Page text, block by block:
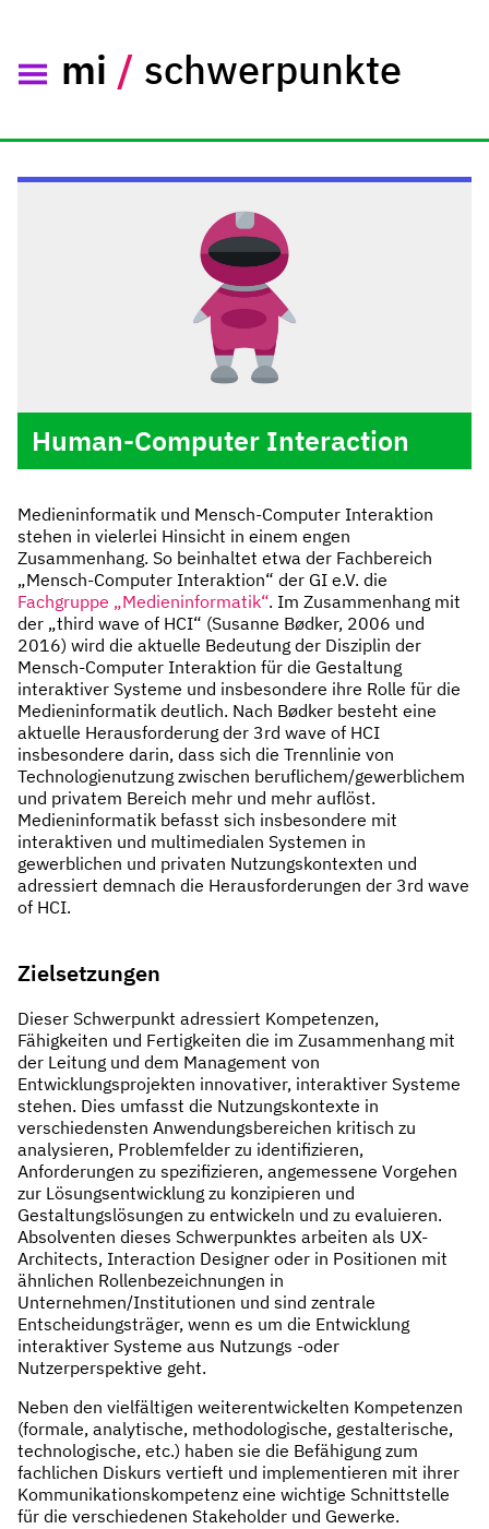
mi / schwerpunkte
Human-Computer Interaction
Medieninformatik und Mensch-Computer Interaktion
stehen in vielerlei Hinsicht in einem engen
Zusammenhang. So beinhaltet etwa der Fachbereich
„Mensch-Computer Interaktion“ der GI e.V. die
Fachgruppe „Medieninformatik“. Im Zusammenhang mit
der „third wave of HCI“ (Susanne Bødker, 2006 und
2016) wird die aktuelle Bedeutung der Disziplin der
Mensch-Computer Interaktion für die Gestaltung
interaktiver Systeme und insbesondere ihre Rolle für die
Medieninformatik deutlich. Nach Bødker besteht eine
aktuelle Herausforderung der 3rd wave of HCI
insbesondere darin, dass sich die Trennlinie von
Technologienutzung zwischen beruflichem/gewerblichem
und privatem Bereich mehr und mehr auflöst.
Medieninformatik befasst sich insbesondere mit
interaktiven und multimedialen Systemen in
gewerblichen und privaten Nutzungskontexten und
adressiert demnach die Herausforderungen der 3rd wave
of HCI.
Zielsetzungen
Dieser Schwerpunkt adressiert Kompetenzen,
Fähigkeiten und Fertigkeiten die im Zusammenhang mit
der Leitung und dem Management von
Entwicklungsprojekten innovativer, interaktiver Systeme
stehen. Dies umfasst die Nutzungskontexte in
verschiedensten Anwendungsbereichen kritisch zu
analysieren, Problemfelder zu identifizieren,
Anforderungen zu spezifizieren, angemessene Vorgehen
zur Lösungsentwicklung zu konzipieren und
Gestaltungslösungen zu entwickeln und zu evaluieren.
Absolventen dieses Schwerpunktes arbeiten als UX-
Architects, Interaction Designer oder in Positionen mit
ähnlichen Rollenbezeichnungen in
Unternehmen/Institutionen und sind zentrale
Entscheidungsträger, wenn es um die Entwicklung
interaktiver Systeme aus Nutzungs -oder
Nutzerperspektive geht.
Neben den vielfältigen weiterentwickelten Kompetenzen
(formale, analytische, methodologische, gestalterische,
technologische, etc.) haben sie die Befähigung zum
fachlichen Diskurs vertieft und implementieren mit ihrer
Kommunikationskompetenz eine wichtige Schnittstelle
für die verschiedenen Stakeholder und Gewerke.